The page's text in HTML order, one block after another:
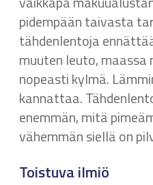
pidempään taivasta
tähdenlentoja
muuten leuto, maassa
nopeasti kylmä.
kannattaa.
enemmän, mitä
vähemmän siellä on
Toistuva ilmiö